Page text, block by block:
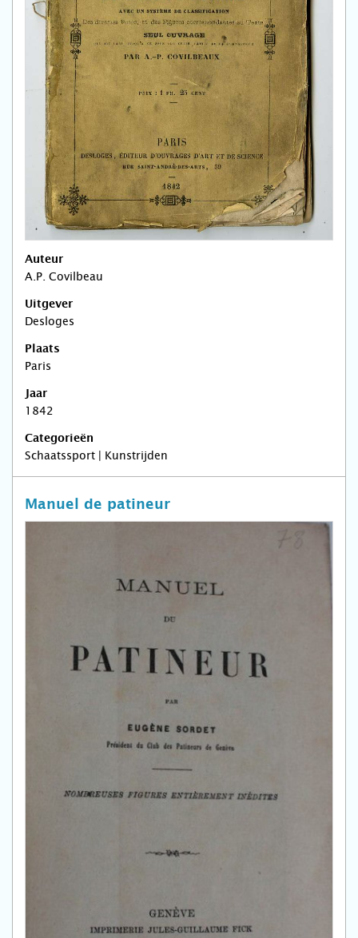
Auteur
A.P. Covilbeau
Uitgever
Desloges
Plaats
Paris
Jaar
1842
Categorieën
Schaatssport | Kunstrijden
Manuel de patineur